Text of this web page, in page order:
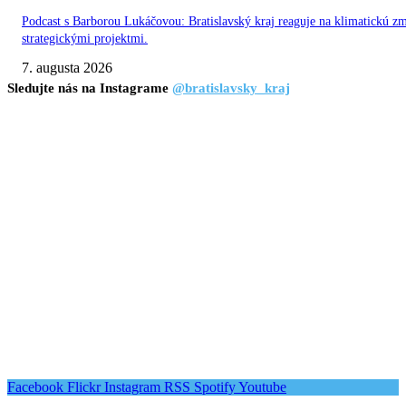
Podcast s Barborou Lukáčovou: Bratislavský kraj reaguje na klimatickú
strategickými projektmi.
7. augusta 2026
Sledujte nás na Instagrame @bratislavsky_kraj
Facebook Flickr Instagram RSS SpotifyYoutube